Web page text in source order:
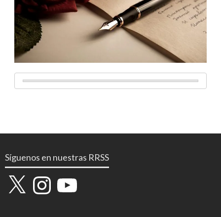
Síguenos en nuestras RRSS
X InstagramYouTube